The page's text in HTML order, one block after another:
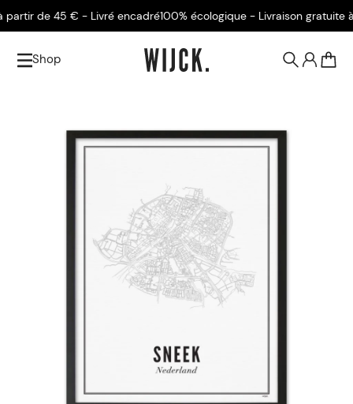
de 45 € - Livré encadré100% écologique - Livraison gratuite à
Shop